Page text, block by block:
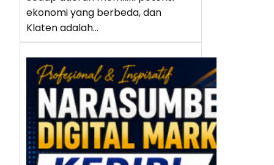
ekonomi yang berbeda, dan
Klaten adalah…